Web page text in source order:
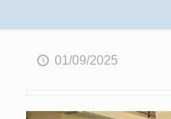
01/09/2025